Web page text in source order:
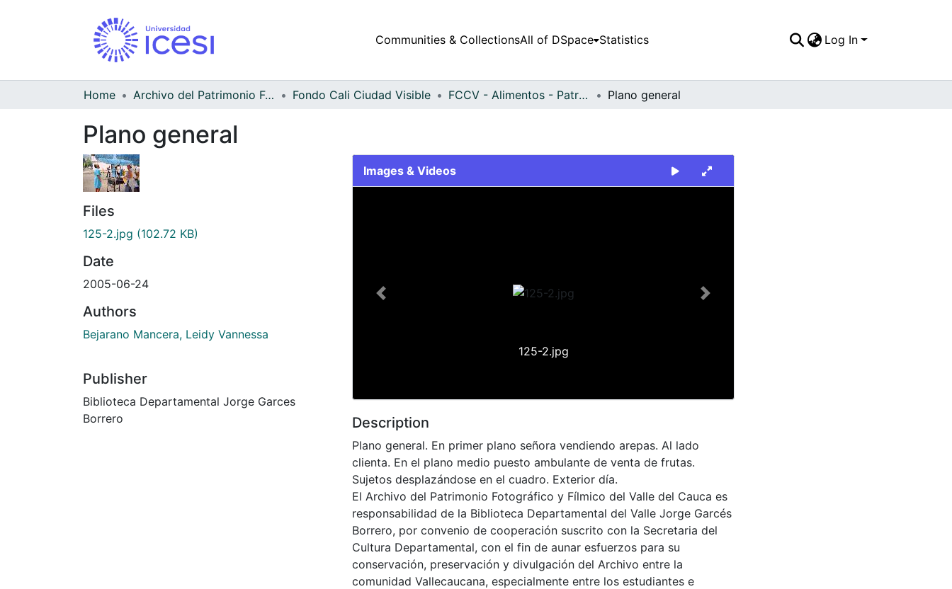
Communities & CollectionsAll of DSpace Statistics Log In
Home Archivo del Patrimonio Fotográfico y Fílmico del Valle del Cauca Fondo Cali Ciudad Visible FCCV - Alimentos - Patrimonial Plano general
Plano general
Files
125-2.jpg (102.72 KB)
Date
2005-06-24
Authors
Bejarano Mancera, Leidy Vannessa
Publisher
Biblioteca Departamental Jorge Garces
Borrero
Images & Videos
125-2.jpg
Previous Next
Description
Plano general. En primer plano señora vendiendo arepas. Al lado
clienta. En el plano medio puesto ambulante de venta de frutas.
Sujetos desplazándose en el cuadro. Exterior día.
El Archivo del Patrimonio Fotográfico y Fílmico del Valle del Cauca es
responsabilidad de la Biblioteca Departamental del Valle Jorge Garcés
Borrero, por convenio de cooperación suscrito con la Secretaria del
Cultura Departamental, con el fin de aunar esfuerzos para su
conservación, preservación y divulgación del Archivo entre la
comunidad Vallecaucana, especialmente entre los estudiantes e